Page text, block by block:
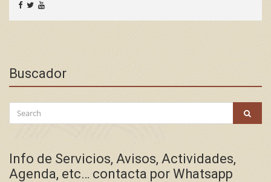
Buscador
Search
for:
Info de Servicios, Avisos, Actividades,
Agenda, etc… contacta por Whatsapp